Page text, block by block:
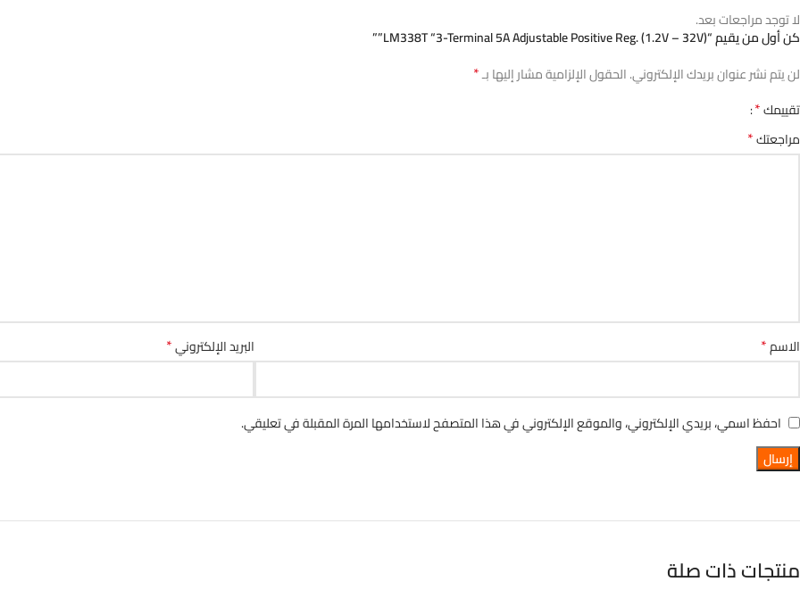
لا توجد مراجعات بعد.
كن أول من يقيم “LM338T “3-Terminal 5A Adjustable Positive Reg. (1.2V – 32V)””
لن يتم نشر عنوان بريدك الإلكتروني.الحقول الإلزامية مشار إليها بـ*
تقييمك*
مراجعتك*
الاسم* البريد الإلكتروني*
احفظ اسمي، بريدي الإلكتروني، والموقع الإلكتروني في هذا المتصفح لاستخدامها المرة المقبلة في تعليقي.
منتجات ذات صلة